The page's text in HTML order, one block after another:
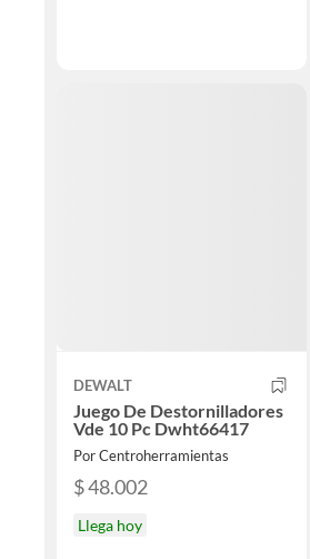
DEWALT
Juego De Destornilladores
Vde 10 Pc Dwht66417
Por Centroherramientas
$ 48.002
Llega hoy